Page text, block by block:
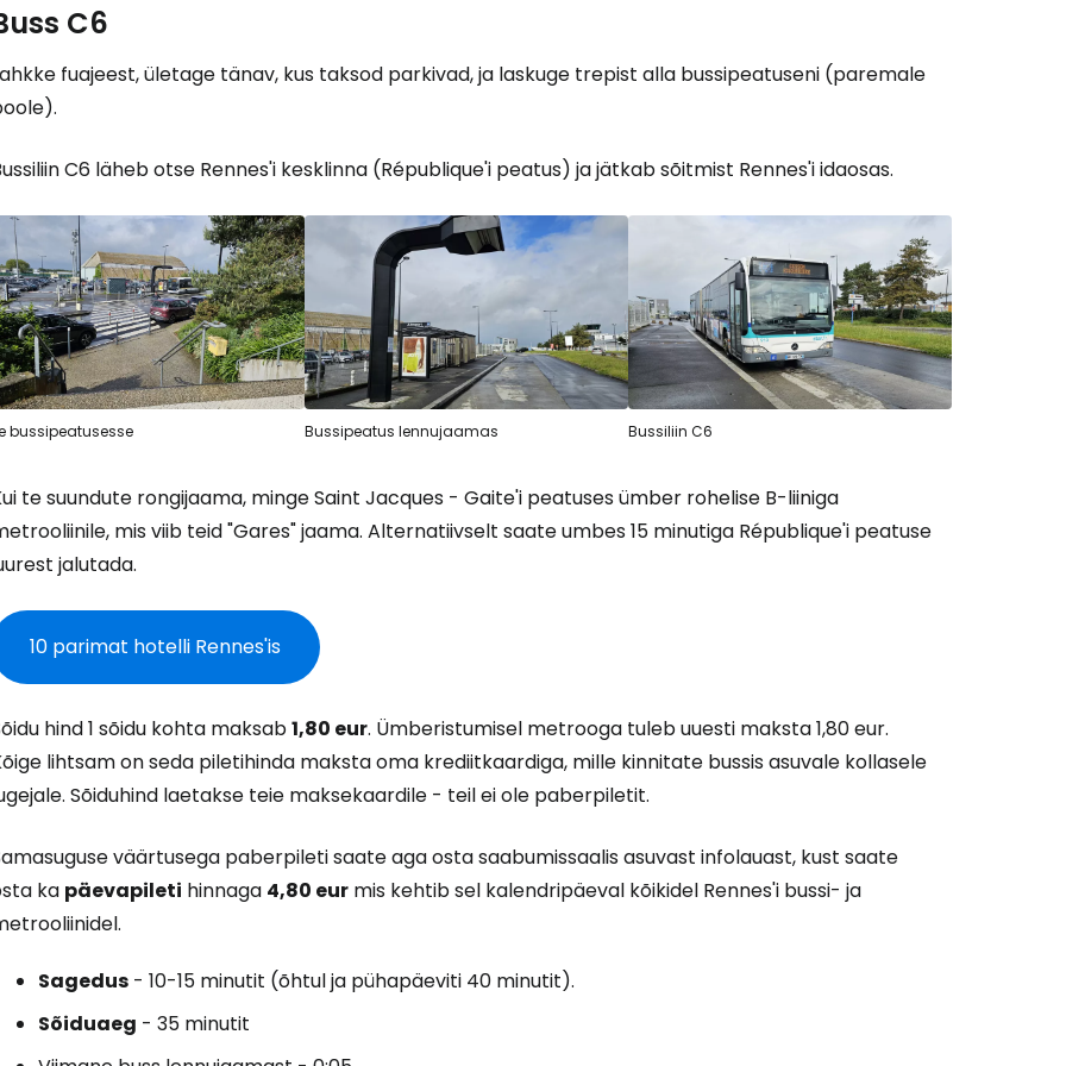
C6
fuajeest, ületage tänav, kus taksod parkivad, ja laskuge trepist alla bussipeatuseni (paremale
C6 läheb otse Rennes'i kesklinna (République'i peatus) ja jätkab sõitmist Rennes'i idaosas.
bussipeatusesse Bussipeatus lennujaamas Bussiliin C6
te suundute rongijaama, minge Saint Jacques - Gaite'i peatuses ümber rohelise B-liiniga
mis viib teid "Gares" jaama. Alternatiivselt saate umbes 15 minutiga République'i peatuse
jalutada.
10 parimat hotelli Rennes'is
hind 1 sõidu kohta maksab1,80 eur. Ümberistumisel metrooga tuleb uuesti maksta 1,80 eur.
lihtsam on seda piletihinda maksta oma krediitkaardiga, mille kinnitate bussis asuvale kollasele
Sõiduhind laetakse teie maksekaardile - teil ei ole paberpiletit.
väärtusega paberpileti saate aga osta saabumissaalis asuvast infolauast, kust saate
ka päevapileti hinnaga 4,80 eur mis kehtib sel kalendripäeval kõikidel Rennes'i bussi- ja
Sagedus - 10-15 minutit (õhtul ja pühapäeviti 40 minutit).
Sõiduaeg - 35 minutit